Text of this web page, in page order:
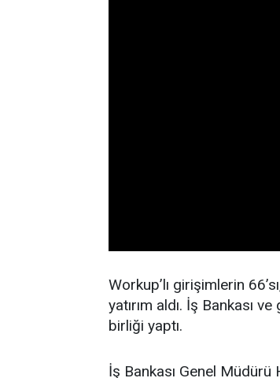
Workup’lı girişimlerin
yatırım aldı. İş Bankası
birliği yaptı.
İş Bankası Genel